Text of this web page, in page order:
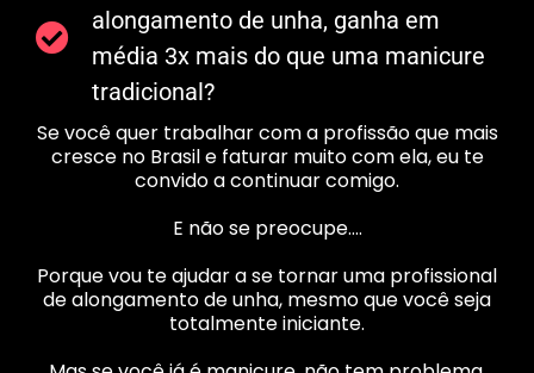
alongamento de unha, ganha em
média 3x mais do que uma manicure
tradicional?
Se você quer trabalhar com a profissão que mais
cresce no Brasil e faturar muito com ela, eu te
convido a continuar comigo.
E não se preocupe….
Porque vou te ajudar a se tornar uma profissional
de alongamento de unha, mesmo que você seja
totalmente iniciante.